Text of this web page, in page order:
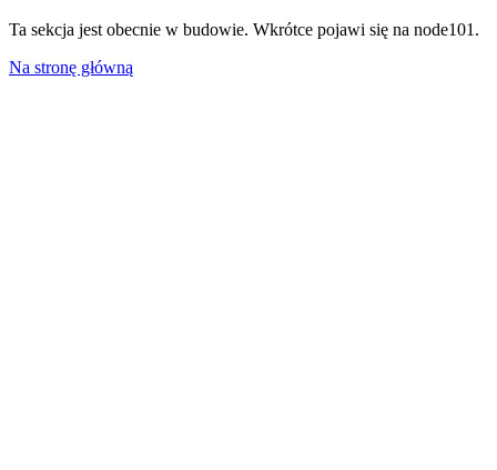
Ta sekcja jest obecnie w budowie. Wkrótce pojawi się na node101.
Na stronę główną